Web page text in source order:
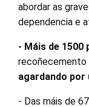
abordar as
dependencia e
- Máis de 1500
recoñecemento
agardando por
- Das máis de